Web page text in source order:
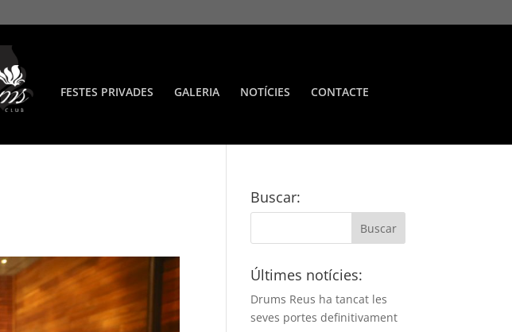
FESTES PRIVADES GALERIA NOTÍCIES CONTACTE
Buscar:
Últimes notícies:
Drums Reus ha tancat les
seves portes definitivament